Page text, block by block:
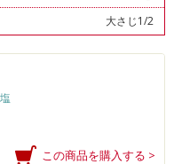
大さじ1/2
この商品を購入する >